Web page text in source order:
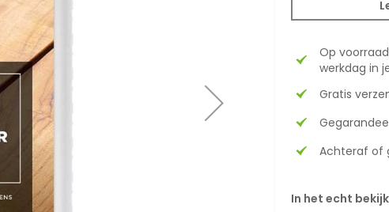
Op
werkdag in
Gratis
Achteraf of
In het echt